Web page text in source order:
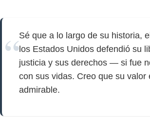
Sé que a lo largo de su historia,
los Estados Unidos defendió su
justicia y sus derechos — si fue
con sus vidas. Creo que su valor
admirable.